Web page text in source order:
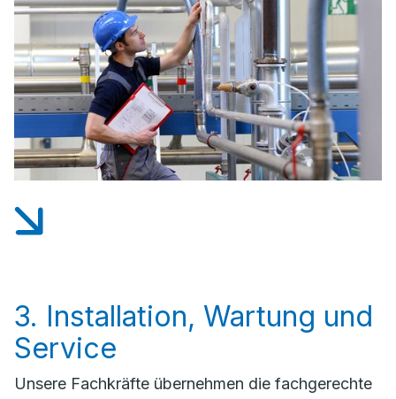
3. Installation, Wartung und
Service
Unsere Fachkräfte übernehmen die fachgerechte